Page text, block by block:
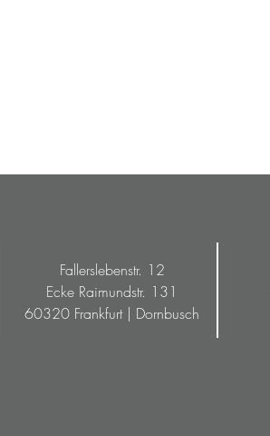
Fallerslebenstr. 12
Ecke Raimundstr. 131
60320 Frankfurt | Dornbusch